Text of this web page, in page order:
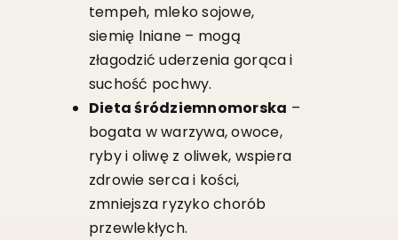
tempeh, mleko sojowe,
siemię lniane – mogą
złagodzić uderzenia gorąca i
suchość pochwy.
Dieta śródziemnomorska –
bogata w warzywa, owoce,
ryby i oliwę z oliwek, wspiera
zdrowie serca i kości,
zmniejsza ryzyko chorób
przewlekłych.